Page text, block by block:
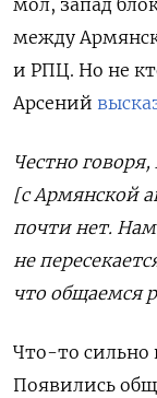
мол, запад
между
и РПЦ. Но не
Арсений
Честно
[с Армянской
почти нет. Нам
не
что общаемся
Что-то сильно
Появились